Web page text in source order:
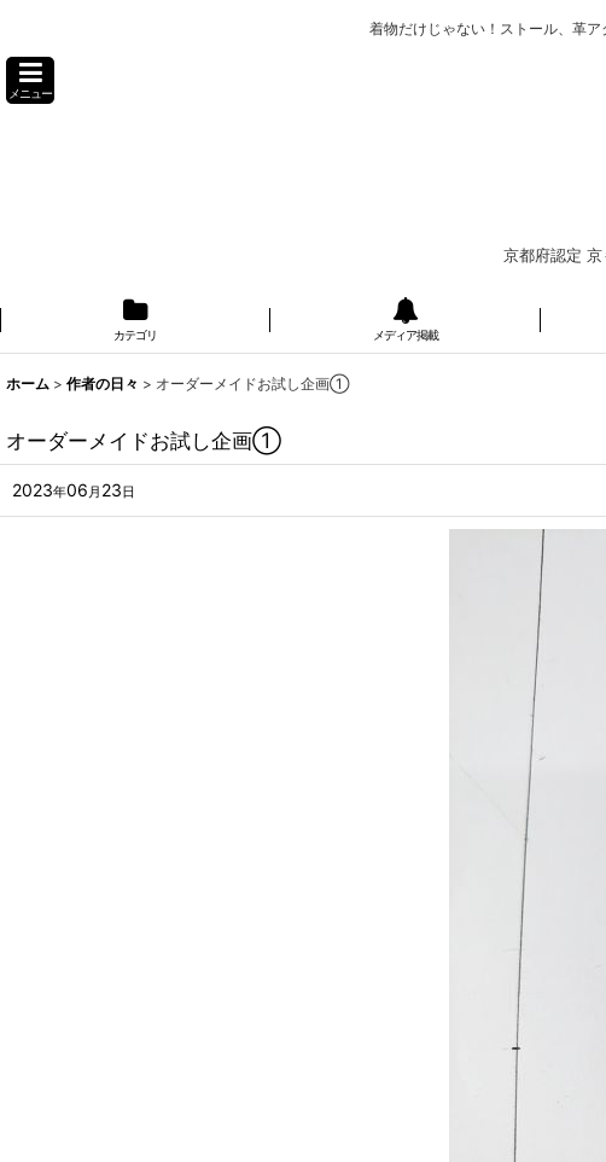
着物だけじゃない！ストール、革
メニュー
京都府認定
カテゴリ メディア掲載
ホーム > 作者の日々 > オーダーメイドお試し企画①
オーダーメイドお試し企画①
2023年06 月 23日